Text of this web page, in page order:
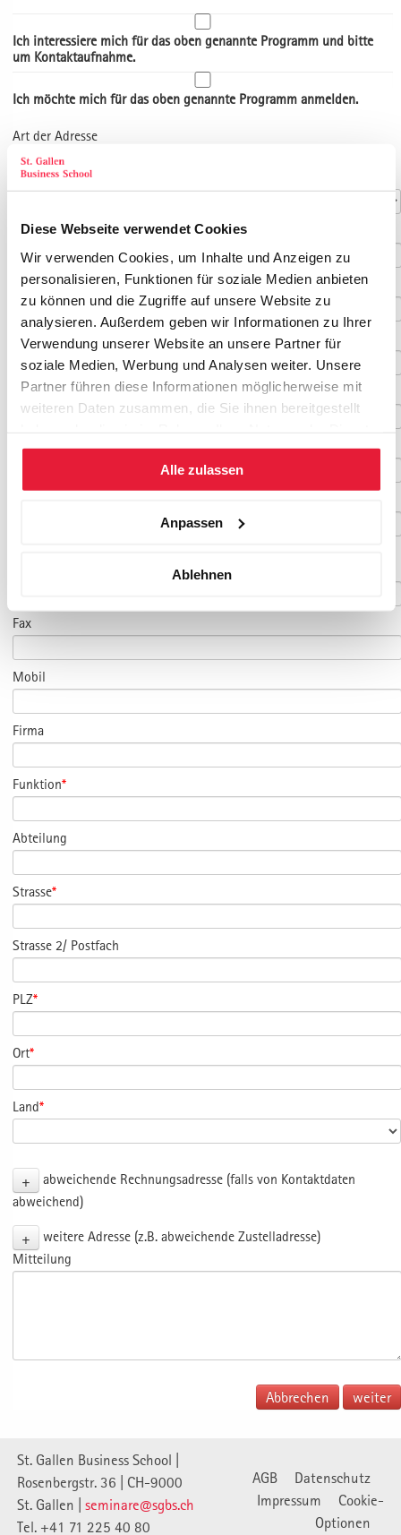
Diese Webseite verwendet Cookies
Wir verwenden Cookies, um Inhalte und Anzeigen zu
personalisieren, Funktionen für soziale Medien anbieten
zu können und die Zugriffe auf unsere Website zu
analysieren. Außerdem geben wir Informationen zu Ihrer
Verwendung unserer Website an unsere Partner für
soziale Medien, Werbung und Analysen weiter. Unsere
Partner führen diese Informationen möglicherweise mit
weiteren Daten zusammen, die Sie ihnen bereitgestellt
gesammelt haben.
Alle zulassen
Anpassen
Ablehnen
Ich interessiere mich für das oben genannte Programm und bitte
um Kontaktaufnahme.
Ich möchte mich für das oben genannte Programm anmelden.
Art der Adresse
Kontaktdaten
Anrede*
Titel
Vorname*
Nachname*
Geburtsdatum
E-Mail*
Fax
Mobil
Firma
Funktion*
Abteilung
Strasse*
Strasse 2/ Postfach
PLZ*
Ort*
Land*
+
abweichende Rechnungsadresse (falls von Kontaktdaten
abweichend)
+
weitere Adresse (z.B. abweichende Zustelladresse)
Mitteilung
Abbrechen
St. Gallen Business School |
Rosenbergstr. 36 | CH-9000
St. Gallen | seminare@sgbs.ch
Tel. +41 71 225 40 80
AGB
Datenschutz
Impressum
Cookie-
Optionen